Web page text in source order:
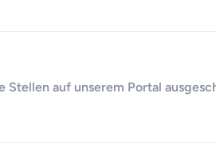
Stellen auf unserem Portal